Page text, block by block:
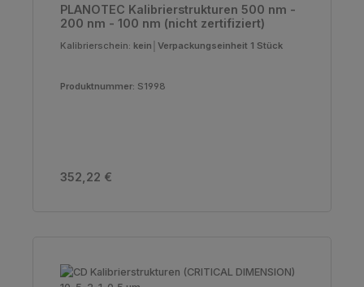
PLANOTEC Kalibrierstrukturen 500 nm -
200 nm - 100 nm (nicht zertifiziert)
Kalibrierschein: kein│Verpackungseinheit 1 Stück
Produktnummer: S1998
Regulärer Preis:
352,22 €